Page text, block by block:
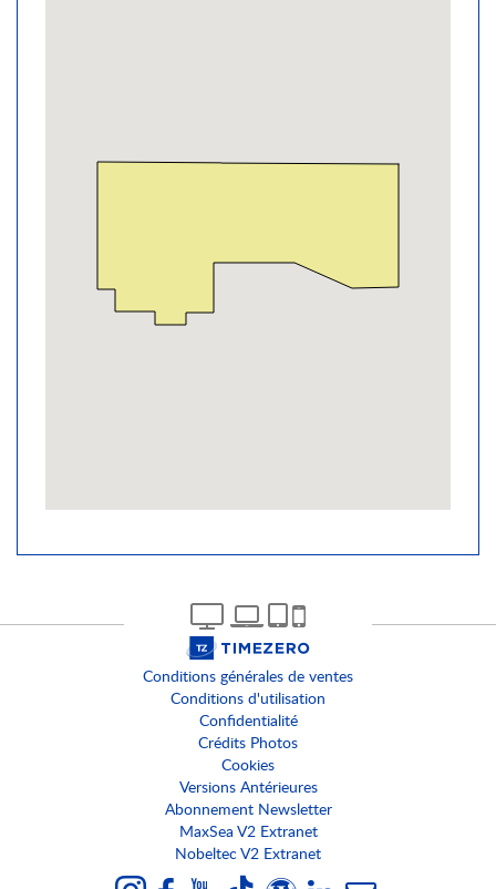
Conditions générales de ventes
Conditions d'utilisation
Confidentialité
Crédits Photos
Cookies
Versions Antérieures
Abonnement Newsletter
MaxSea V2 Extranet
Nobeltec V2 Extranet